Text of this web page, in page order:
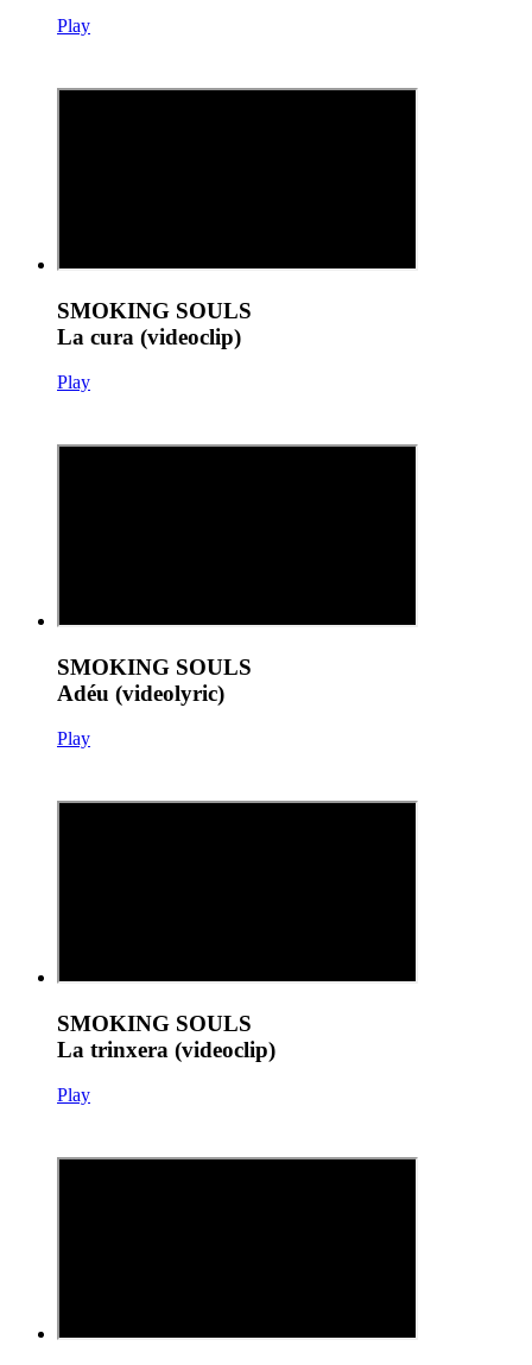
Play
SMOKING SOULS
La cura (videoclip)
Play
SMOKING SOULS
Adéu (videolyric)
Play
SMOKING SOULS
La trinxera (videoclip)
Play